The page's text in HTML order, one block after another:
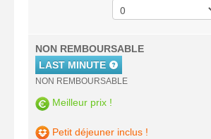
NON REMBOURSABLE
LAST MINUTE
NON REMBOURSABLE
Meilleur prix !
Petit déjeuner inclus !